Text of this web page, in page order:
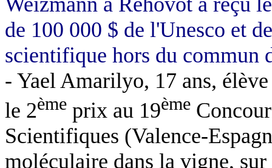
de 100 000 $ de l'Unesco et
scientifique hors du commun
- Yael Amarilyo, 17 ans,
le 2ème prix au 19ème
Scientifiques (Valence-
moléculaire dans la vigne,